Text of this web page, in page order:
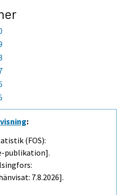
:
(FOS):
publikation].
7.8.2026].